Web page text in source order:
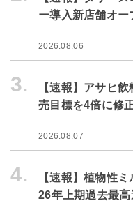
ー導入新店舗オー
2026.08.06
3.
【速報】アサヒ
売目標を4倍に修
2026.08.07
4.
【速報】植物性
26年上期過去最高